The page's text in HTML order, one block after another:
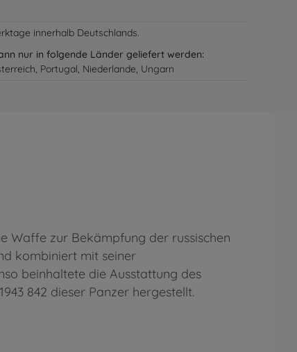
innerhalb Deutschlands.
nur in folgende Länder geliefert werden:
Portugal, Niederlande, Ungarn
Waffe zur Bekämpfung der russischen
kombiniert mit seiner
beinhaltete die Ausstattung des
842 dieser Panzer hergestellt.